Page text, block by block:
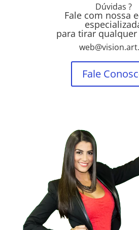
Dúvidas ?
Fale com nossa
para tirar
Fale